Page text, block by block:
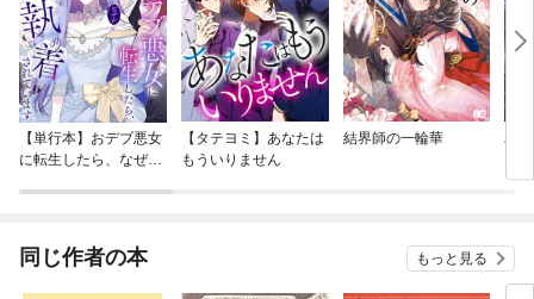
【単行本】おデブ悪女
に転生したら、なぜか
【タテヨミ】あなたは
もういりません
結界師の一輪華
バ
今
同じ作者の本 もっと見る